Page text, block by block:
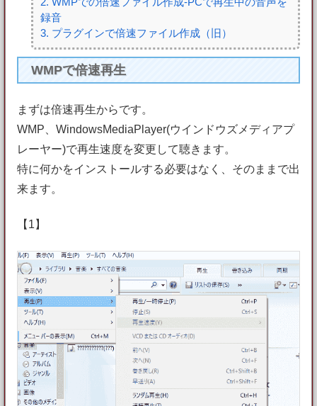
録音
3. プラグインで倍速ファイル作成（旧）
WMPで倍速再生
まずは倍速再生からです。
WMP、WindowsMediaPlayer(ウインドウズメディアプ
レーヤー)で再生速度を変更して聴きます。
特に何かをインストールする必要はなく、そのままで出
来ます。
【1】